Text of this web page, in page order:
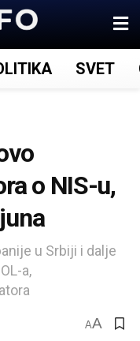
SVET
o NIS-u,
u Srbiji i dalje
a,
AA